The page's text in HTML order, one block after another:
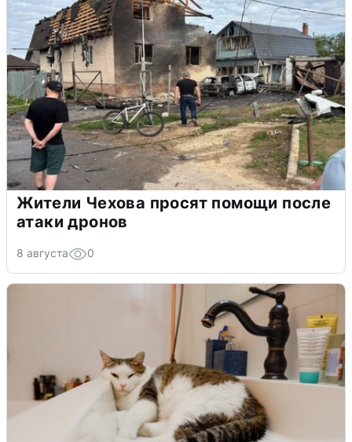
Жители Чехова просят помощи после
атаки дронов
8 августа 0